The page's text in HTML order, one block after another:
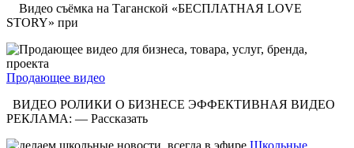
Видео съёмка на Таганской «БЕСПЛАТНАЯ LOVE
STORY» при
Продающее видео
ВИДЕО РОЛИКИ О БИЗНЕСЕ ЭФФЕКТИВНАЯ ВИДЕО
РЕКЛАМА: — Рассказать
Школьные